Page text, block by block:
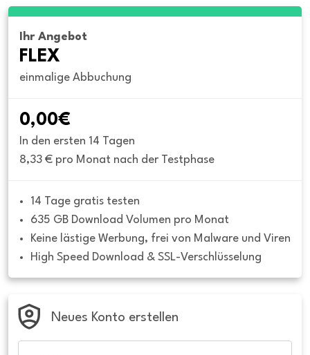
Ihr Angebot
FLEX
einmalige Abbuchung
0,00€
In den ersten 14 Tagen
8,33 € pro Monat nach der Testphase
14 Tage gratis testen
635 GB Download Volumen pro Monat
Keine lästige Werbung, frei von Malware und Viren
High Speed Download & SSL-Verschlüsselung
Neues Konto erstellen